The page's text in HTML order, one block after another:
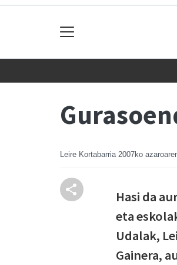
Leire Kortabarria 2007ko
Hasi da
eta
Udalak,
Gainera,